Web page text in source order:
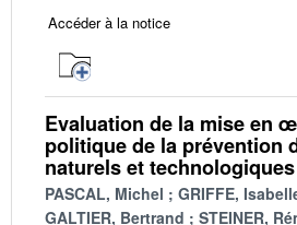
Accéder à la notice
Evaluation de la mise en
politique de la prévention
naturels et
PASCAL, Michel
GRIFFE,
GALTIER, Bertrand
STEINER,